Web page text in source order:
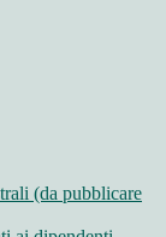
(da pubblicare